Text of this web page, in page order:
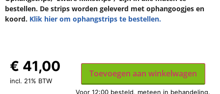
bestellen. De strips worden geleverd met ophangoogjes en
koord. Klik hier om ophangstrips te bestellen.
€ 41,00
incl. 21% BTW
Toevoegen aan winkelwagen